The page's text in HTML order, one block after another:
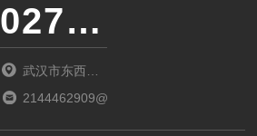
027-86536268
武汉市东西湖
区环湖中路源
2144462909@qq.com